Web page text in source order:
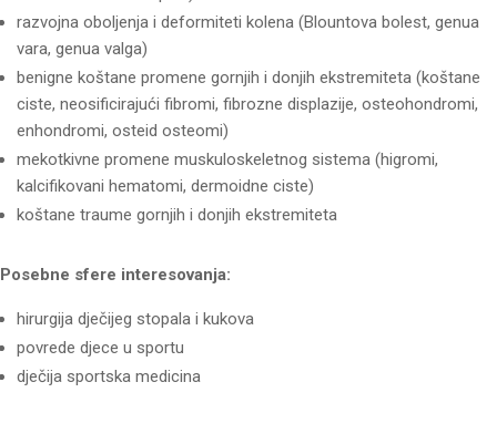
razvojna oboljenja i deformiteti kolena (Blountova bolest, genua
vara, genua valga)
benigne koštane promene gornjih i donjih ekstremiteta (koštane
ciste, neosificirajući fibromi, fibrozne displazije, osteohondromi,
enhondromi, osteid osteomi)
mekotkivne promene muskuloskeletnog sistema (higromi,
kalcifikovani hematomi, dermoidne ciste)
koštane traume gornjih i donjih ekstremiteta
Posebne sfere interesovanja:
hirurgija dječijeg stopala i kukova
povrede djece u sportu
dječija sportska medicina